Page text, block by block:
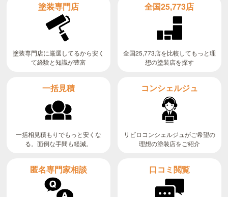
塗装専門店
塗装専門店に厳選してるから安く
て経験と知識が豊富
全国25,773店
全国25,773店を比較してもっと理
想の塗装店を探す
一括見積
一括相見積もりでもっと安くな
る。面倒な手間も軽減。
コンシェルジュ
リビロコンシェルジュがご希望の
理想の塗装店をご紹介
匿名専門家相談 口コミ閲覧